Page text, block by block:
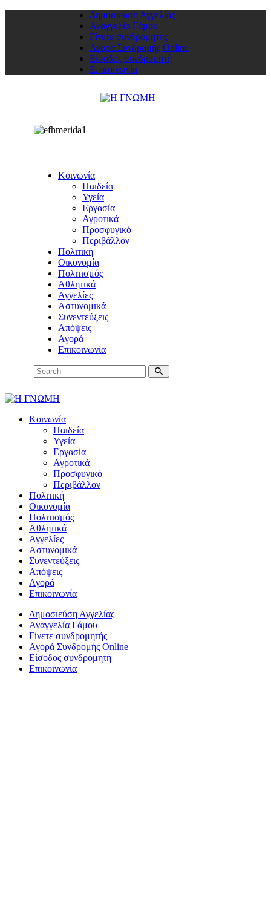
Δημοσιεύση Αγγελίας
Αναγγελία Γάμου
Γίνετε συνδρομητής
Αγορά Συνδρομής Online
Είσοδος συνδρομητή
Επικοινωνία
Κοινωνία
Παιδεία
Υγεία
Εργασία
Αγροτικά
Προσφυγικό
Περιβάλλον
Πολιτική
Οικονομία
Πολιτισμός
Αθλητικά
Αγγελίες
Αστυνομικά
Συνεντεύξεις
Απόψεις
Αγορά
Επικοινωνία
Κοινωνία
Παιδεία
Υγεία
Εργασία
Αγροτικά
Προσφυγικό
Περιβάλλον
Πολιτική
Οικονομία
Πολιτισμός
Αθλητικά
Αγγελίες
Αστυνομικά
Συνεντεύξεις
Απόψεις
Αγορά
Επικοινωνία
Δημοσιεύση Αγγελίας
Αναγγελία Γάμου
Γίνετε συνδρομητής
Αγορά Συνδρομής Online
Είσοδος συνδρομητή
Επικοινωνία